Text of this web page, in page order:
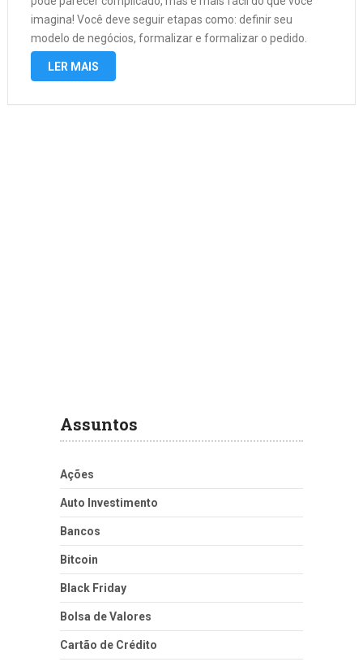
imagina! Você deve seguir etapas como: definir seu
modelo de negócios, formalizar e formalizar o pedido.
Mas, para te ajudar, abrimos um CNPJ passo a …
LER MAIS
Assuntos
Ações
Auto Investimento
Bancos
Bitcoin
Black Friday
Bolsa de Valores
Cartão de Crédito